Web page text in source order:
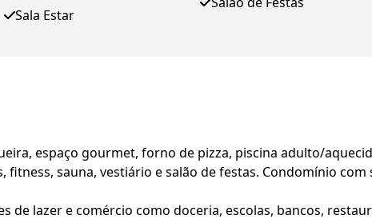
Sala Estar
espaço gourmet, forno de pizza, piscina adulto/
sauna, vestiário e salão de festas. Condomínio com
de lazer e comércio como doceria, escolas, bancos,